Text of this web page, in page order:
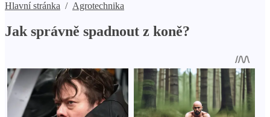
Hlavní stránka / Agrotechnika
Jak správně spadnout z koně?